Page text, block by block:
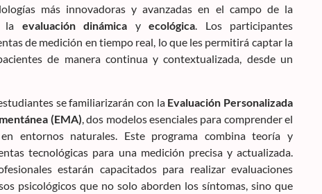
más innovadoras y avanzadas en el campo de la
la evaluación dinámica yecológica. Los participantes
de medición en tiempo real, lo que les permitirá captar la
de manera continua y contextualizada, desde un
se familiarizarán con la Evaluación Personalizada
(EMA) , dos modelos esenciales para comprender el
entornos naturales. Este programa combina teoría y
tecnológicas para una medición precisa y actualizada.
estarán capacitados para realizar evaluaciones
psicológicos que no solo aborden los síntomas, sino que